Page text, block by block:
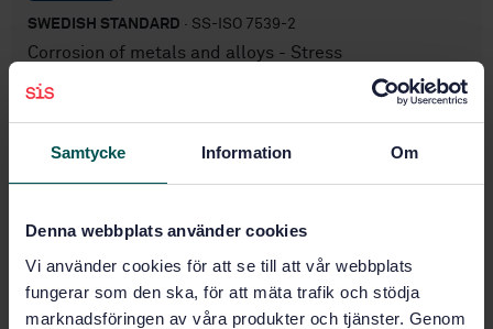
Samtycke Information Om
Denna webbplats använder cookies
Vi använder cookies för att se till att vår webbplats
fungerar som den ska, för att mäta trafik och stödja
marknadsföringen av våra produkter och tjänster. Genom
SWEDISH STANDARD · SS-ISO 7539-2
Corrosion of metals and alloys - Stress
corrosiontesting - Part 2: Preparation and use of
bent-beam specimens
Subscribe on standards - Read more
PDF
Show more